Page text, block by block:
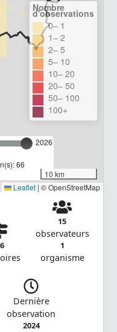
2026
66
Nombre
d'observations
0– 1
1– 2
2– 5
5– 10
10– 20
20– 50
50– 100
100+
10 km
Leaflet | © OpenStreetMap
15
observateurs
1
organisme
Dernière
observation
2024